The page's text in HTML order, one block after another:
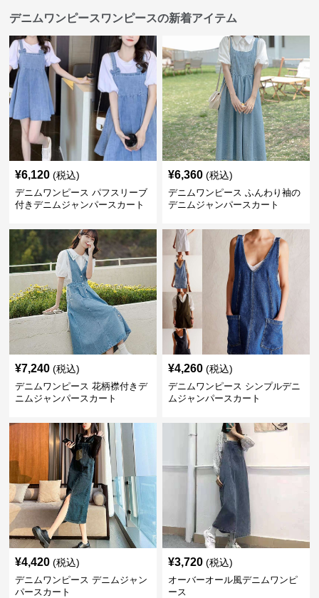
デニムワンピースワンピースの新着アイテム
¥6,120 (税込)
デニムワンピース パフスリーブ
付きデニムジャンパースカート
¥6,360 (税込)
デニムワンピース ふんわり袖の
デニムジャンパースカート
¥7,240 (税込)
デニムワンピース 花柄襟付きデ
ニムジャンパースカート
¥4,260 (税込)
デニムワンピース シンプルデニ
ムジャンパースカート
¥4,420 (税込)
デニムワンピース デニムジャン
パースカート
¥3,720 (税込)
オーバーオール風デニムワンピ
ース